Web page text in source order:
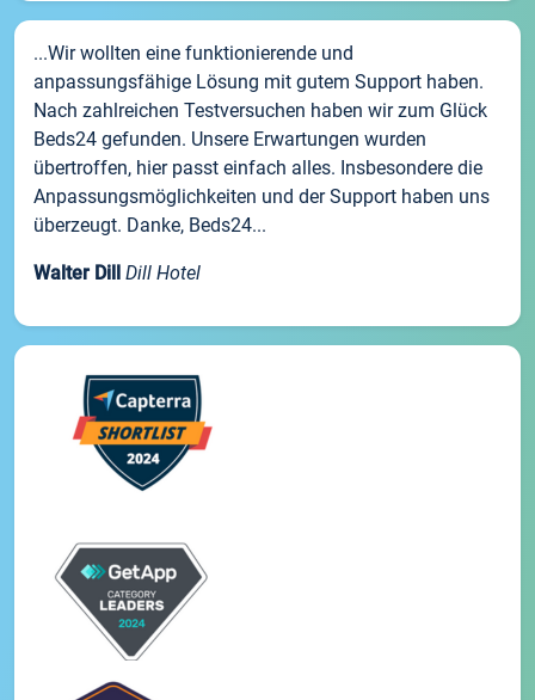
...Wir wollten eine funktionierende und
anpassungsfähige Lösung mit gutem Support haben.
Nach zahlreichen Testversuchen haben wir zum Glück
Beds24 gefunden. Unsere Erwartungen wurden
übertroffen, hier passt einfach alles. Insbesondere die
Anpassungsmöglichkeiten und der Support haben uns
überzeugt. Danke, Beds24...
Walter Dill Dill Hotel